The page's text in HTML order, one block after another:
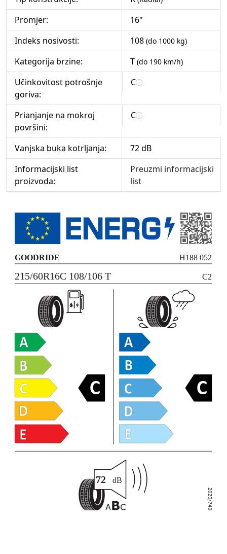
Promjer:
16"
Indeks nosivosti:
108 (do 1000 kg)
Kategorija brzine: T (do 190 km/h)
Učinkovitost potrošnje
goriva:
C
Prianjanje na mokroj
površini:
C
Vanjska buka kotrljanja:
72 dB
Informacijski list
proizvoda:
Preuzmi informacijski
list